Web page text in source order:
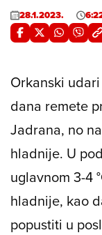
28.1.2023.
Orkanski
dana remete
Jadrana, no
hladnije. U
uglavnom 3-4
hladnije, kao
popustiti u